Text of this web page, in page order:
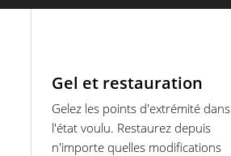
Gel et restauration
Gelez les points d'extrémité dans
l'état voulu. Restaurez depuis
n'importe quelles modifications